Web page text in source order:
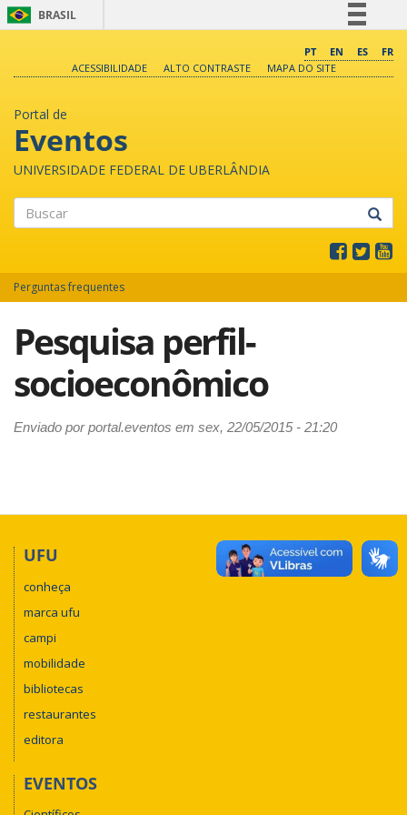
BRASIL
Comunica BR
PT EN ES
FR
ACESSIBILIDADE
ALTO CONTRASTE MAPA DO SITE
Portal de
Eventos
UNIVERSIDADE FEDERAL DE UBERLÂNDIA
Perguntas frequentes
Pesquisa perfil-
socioeconômico
Enviado porportal.eventos em sex, 22/05/2015 - 21:20
UFU
conheça
marca ufu
campi
mobilidade
bibliotecas
restaurantes
editora
EVENTOS